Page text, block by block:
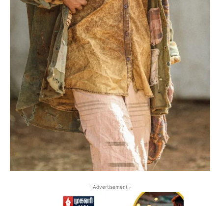
- Advertisement -